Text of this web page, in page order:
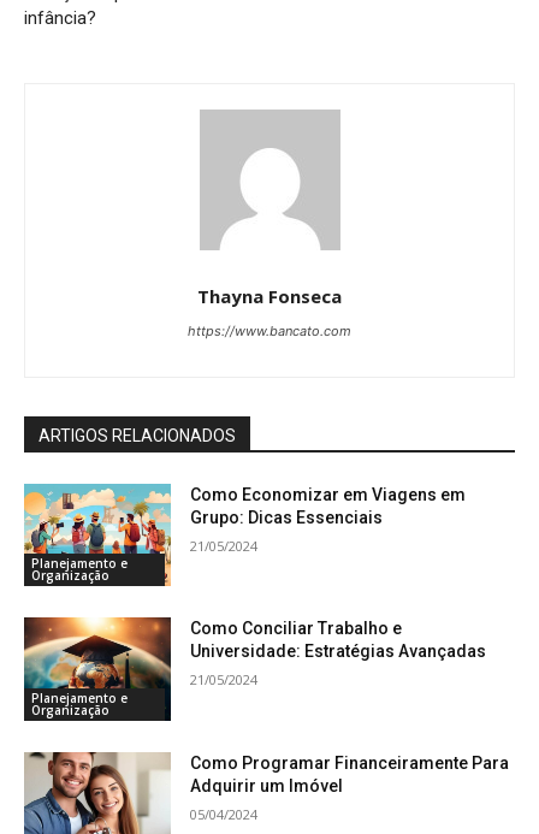
infância?
Thayna Fonseca
https://www.bancato.com
ARTIGOS RELACIONADOS
Planejamento e
Organização
Como Economizar em Viagens em
Grupo: Dicas Essenciais
21/05/2024
Planejamento e
Organização
Como Conciliar Trabalho e
Universidade: Estratégias Avançadas
21/05/2024
Como Programar Financeiramente Para
Adquirir um Imóvel
05/04/2024